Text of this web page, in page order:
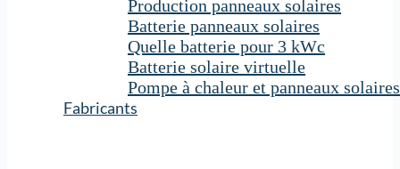
Production panneaux solaires
Batterie panneaux solaires
Quelle batterie pour 3 kWc
Batterie solaire virtuelle
Pompe à chaleur et panneaux solaires
Fabricants